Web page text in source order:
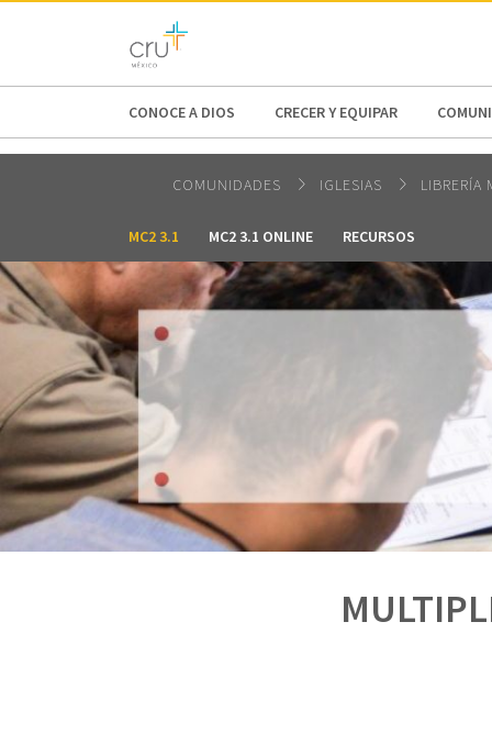
AFRICA
CONOCE A DIOS CRECER Y EQUIPAR
COMUNIDADES IGLESIAS LIBRERÍA
MC2 3.1 MC2 3.1 ONLINE RECURSOS